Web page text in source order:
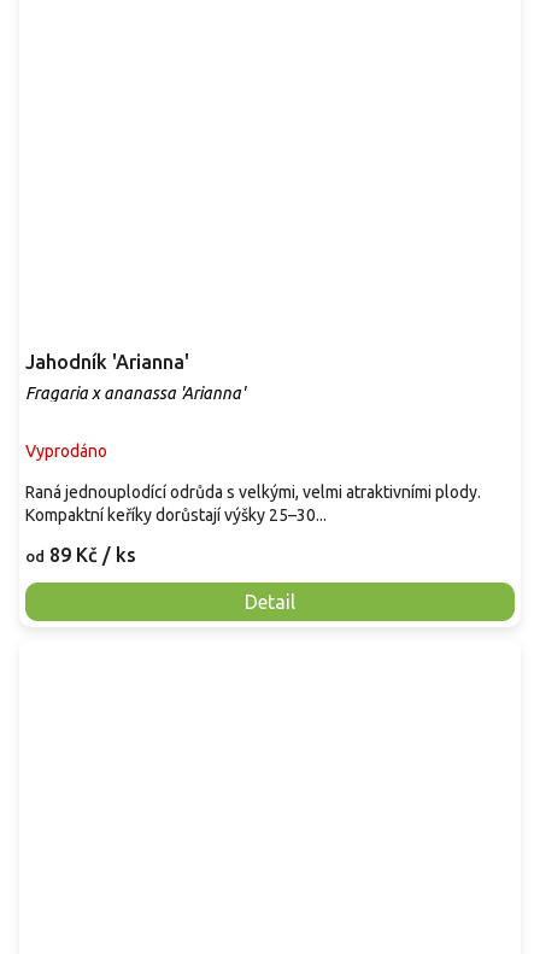
Jahodník 'Arianna'
Fragaria x ananassa 'Arianna'
Vyprodáno
od 89 Kč / ks
Detail
Raná jednouplodící odrůda s velkými, velmi atraktivními plody.
Kompaktní keříky dorůstají výšky 25–30...